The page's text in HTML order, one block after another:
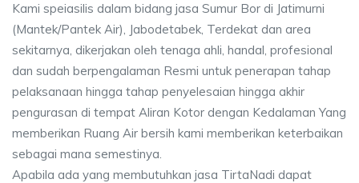
Kami speiasilis dalam bidang jasa Sumur Bor di Jatimurni
(Mantek/Pantek Air), Jabodetabek, Terdekat dan area
sekitarnya, dikerjakan oleh tenaga ahli, handal, profesional
dan sudah berpengalaman Resmi untuk penerapan tahap
pelaksanaan hingga tahap penyelesaian hingga akhir
pengurasan di tempat Aliran Kotor dengan Kedalaman Yang
memberikan Ruang Air bersih kami memberikan keterbaikan
sebagai mana semestinya.
Apabila ada yang membutuhkan jasa TirtaNadi dapat